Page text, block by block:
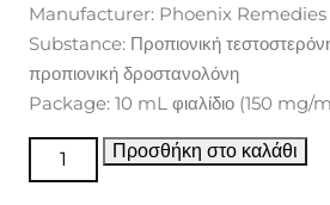
Manufacturer: Phoenix Remedies
Substance: Προπιονική
προπιονική δροστανολόνη
Package: 10 mL φιαλίδιο (150 mg/
Ενέσιμα Στεροειδή Burnabol
Προσθήκη στο καλάθι